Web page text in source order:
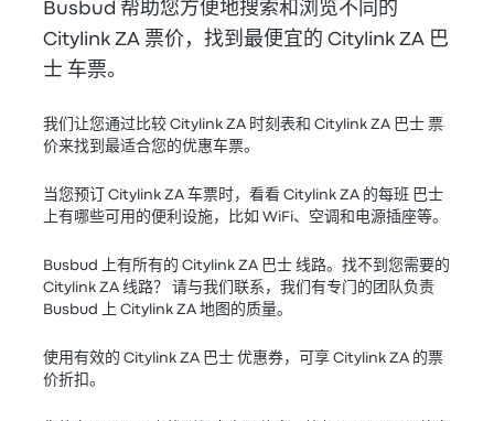
Busbud 帮助您方便地搜索和浏览不同的
Citylink ZA 票价，找到最便宜的 Citylink ZA 巴
士 车票。
我们让您通过比较 Citylink ZA 时刻表和 Citylink ZA 巴士 票
价来找到最适合您的优惠车票。
当您预订 Citylink ZA 车票时，看看 Citylink ZA 的每班 巴士
上有哪些可用的便利设施，比如 WiFi、空调和电源插座等。
Busbud 上有所有的 Citylink ZA 巴士 线路。找不到您需要的
Citylink ZA 线路？ 请与我们联系，我们有专门的团队负责
Busbud 上 Citylink ZA 地图的质量。
使用有效的 Citylink ZA 巴士 优惠券，可享 Citylink ZA 的票
价折扣。